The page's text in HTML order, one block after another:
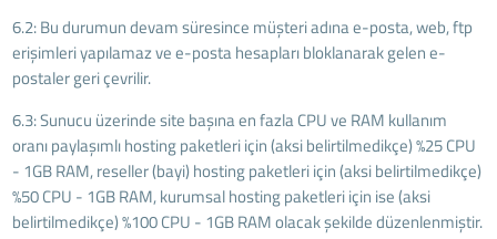
6.2: Bu durumun devam süresince müşteri adına e-posta, web, ftp
erişimleri yapılamaz ve e-posta hesapları bloklanarak gelen e-
postaler geri çevrilir.
6.3: Sunucu üzerinde site başına en fazla CPU ve RAM kullanım
oranı paylaşımlı hosting paketleri için (aksi belirtilmedikçe) %25 CPU
- 1GB RAM, reseller (bayi) hosting paketleri için (aksi belirtilmedikçe)
%50 CPU - 1GB RAM, kurumsal hosting paketleri için ise (aksi
belirtilmedikçe) %100 CPU - 1GB RAM olacak şekilde düzenlenmiştir.